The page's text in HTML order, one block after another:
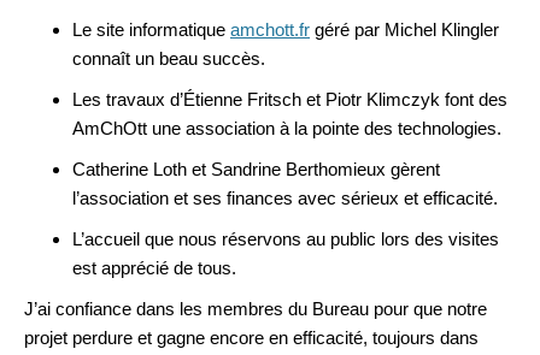
Le site informatique amchott.fr géré par Michel Klingler
connaît un beau succès.
Les travaux d’Étienne Fritsch et Piotr Klimczyk font des
AmChOtt une association à la pointe des technologies.
Catherine Loth et Sandrine Berthomieux gèrent
l’association et ses finances avec sérieux et efficacité.
L’accueil que nous réservons au public lors des visites
est apprécié de tous.
J’ai confiance dans les membres du Bureau pour que notre
projet perdure et gagne encore en efficacité, toujours dans